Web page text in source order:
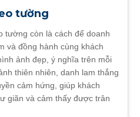
tường
tường còn là cách để doanh
và đồng hành cùng khách
ảnh đẹp, ý nghĩa trên mỗi
thiên nhiên, danh lam thắng
cảm hứng, giúp khách
giãn và cảm thấy được trân